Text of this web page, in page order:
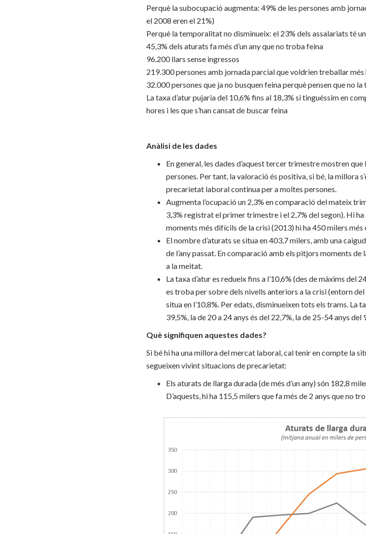
Perquè la subocupació augmenta: 49% de les persones amb
el 2008 eren el 21%)
Perquè la temporalitat no disminueix: el 23% dels assalariats té
45,3% dels aturats fa més d’un any que no troba feina
96.200 llars sense ingressos
219.300 persones amb jornada parcial que voldrien treballar
32.000 persones que ja no busquen feina perquè pensen que no
La taxa d’atur pujaria del 10,6% fins al 18,3% si tinguéssim en
hores i les que s’han cansat de buscar feina
Anàlisi de les dades
En general, les dades d’aquest tercer trimestre mostren
persones. Per tant, la valoració és positiva, si bé, la millora
precarietat laboral continua per a moltes persones.
Augmenta l’ocupació un 2,3% en comparació del mateix
3,3% registrat el primer trimestre i el 2,7% del segon). Hi
moments més difícils de la crisi (2013) hi ha 450 milers més
El nombre d’aturats se situa en 403,7 milers, amb una
de l’any passat. En comparació amb els pitjors moments
a la meitat.
La taxa d’atur es redueix fins a l’10,6% (des de màxims del
es troba per sobre dels nivells anteriors a la crisi (entorn del
situa en l’10,8%. Per edats, disminueixen tots els trams. La
39,5%, la de 20 a 24 anys és del 22,7%, la de 25-54 anys del
Què signifiquen aquestes dades?
Si bé hi ha una millora del mercat laboral, cal tenir en compte la
segueixen vivint situacions de precarietat:
Els aturats de llarga durada (de més d’un any) són 182,8
D’aquests, hi ha 115,5 milers que fa més de 2 anys que no